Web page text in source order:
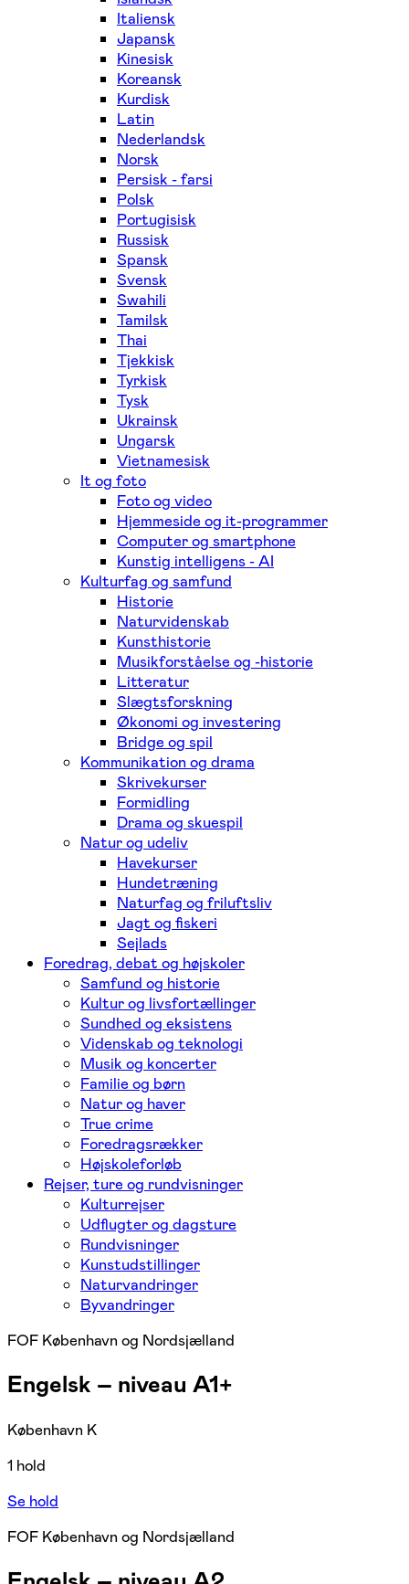
Italiensk
Japansk
Kinesisk
Koreansk
Kurdisk
Latin
Nederlandsk
Norsk
Persisk - farsi
Polsk
Portugisisk
Russisk
Spansk
Svensk
Swahili
Tamilsk
Thai
Tjekkisk
Tyrkisk
Tysk
Ukrainsk
Ungarsk
Vietnamesisk
It og foto
Foto og video
Hjemmeside og it-programmer
Computer og smartphone
Kunstig intelligens - AI
Kulturfag og samfund
Historie
Naturvidenskab
Kunsthistorie
Musikforståelse og -historie
Litteratur
Slægtsforskning
Økonomi og investering
Bridge og spil
Kommunikation og drama
Skrivekurser
Formidling
Drama og skuespil
Natur og udeliv
Havekurser
Hundetræning
Naturfag og friluftsliv
Jagt og fiskeri
Sejlads
Foredrag, debat og højskoler
Samfund og historie
Kultur og livsfortællinger
Sundhed og eksistens
Videnskab og teknologi
Musik og koncerter
Familie og børn
Natur og haver
True crime
Foredragsrækker
Højskoleforløb
Rejser, ture og rundvisninger
Kulturrejser
Udflugter og dagsture
Rundvisninger
Kunstudstillinger
Naturvandringer
Byvandringer
FOF København og Nordsjælland
Engelsk – niveau A1+
København K
1 hold
Se hold
FOF København og Nordsjælland